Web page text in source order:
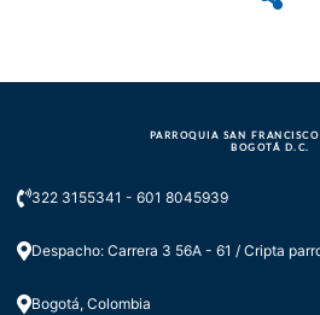
PARROQUIA SAN
BOGOTÁ D.C.
322 3155341 - 601 8045939
Despacho: Carrera 3 56A - 61 / Cripta
Bogotá, Colombia